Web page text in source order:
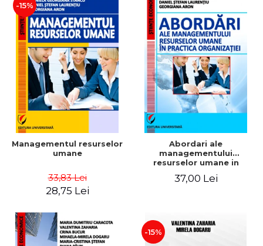
-15%
Managementul resurselor
umane
33,83 Lei
28,75 Lei
Abordari ale
managementului
resurselor umane in
37,00 Lei
-15%